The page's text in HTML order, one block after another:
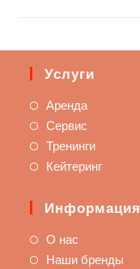
Услуги
Аренда
Сервис
Тренинги
Кейтеринг
Информация
О нас
Наши бренды